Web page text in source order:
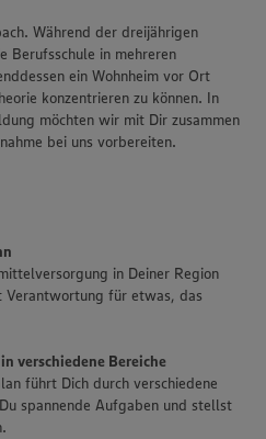
Während der dreijährigen
Berufsschule in mehreren
ein Wohnheim vor Ort
konzentrieren zu können. In
möchten wir mit Dir zusammen
bei uns vorbereiten.
in Deiner Region
Verantwortung für etwas, das
verschiedene Bereiche
führt Dich durch verschiedene
spannende Aufgaben und stellst